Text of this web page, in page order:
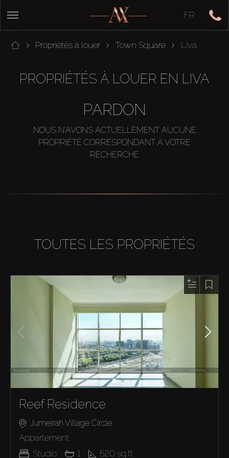
FR
Propriétés à louer Town Square Liva
PROPRIÉTÉS À LOUER EN LIVA
PARDON
NOUS N'AVONS ACTUELLEMENT AUCUNE
PROPRIÉTÉ CORRESPONDANT À VOTRE
RECHERCHE
TOUTES LES PROPRIÉTÉS
Reef Residence
Jumeirah Village Circle
Appartement
Studio
1 520 sq.ft